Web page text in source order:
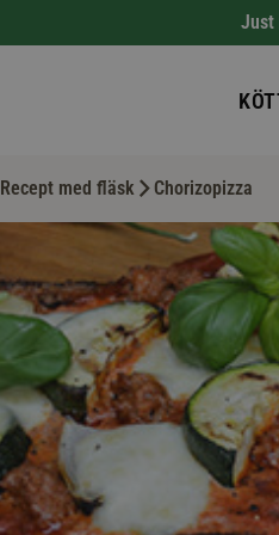
Just
Recept med fläsk Chorizopizza